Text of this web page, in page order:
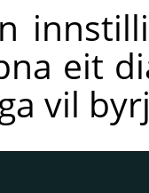
eit
vil